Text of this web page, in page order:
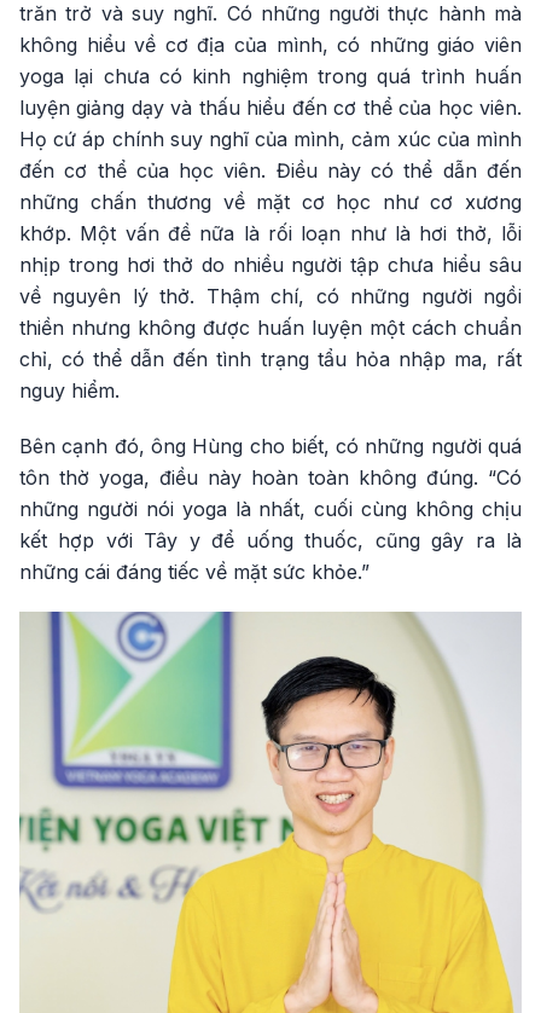
trăn trở và suy nghĩ. Có những người thực hành mà
không hiểu về cơ địa của mình, có những giáo viên
yoga lại chưa có kinh nghiệm trong quá trình huấn
luyện giảng dạy và thấu hiểu đến cơ thể của học viên.
Họ cứ áp chính suy nghĩ của mình, cảm xúc của mình
đến cơ thể của học viên. Điều này có thể dẫn đến
những chấn thương về mặt cơ học như cơ xương
khớp. Một vấn đề nữa là rối loạn như là hơi thở, lỗi
nhịp trong hơi thở do nhiều người tập chưa hiểu sâu
về nguyên lý thở. Thậm chí, có những người ngồi
thiền nhưng không được huấn luyện một cách chuẩn
chỉ, có thể dẫn đến tình trạng tẩu hỏa nhập ma, rất
nguy hiểm.
Bên cạnh đó, ông Hùng cho biết, có những người quá
tôn thờ yoga, điều này hoàn toàn không đúng. “Có
những người nói yoga là nhất, cuối cùng không chịu
kết hợp với Tây y để uống thuốc, cũng gây ra là
những cái đáng tiếc về mặt sức khỏe.”